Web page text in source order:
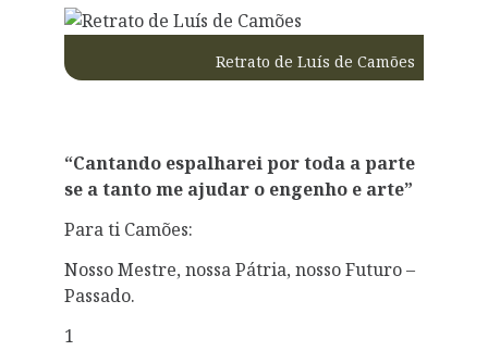
Retrato de Luís de Camões
“Cantando espalharei por toda a parte
se a tanto me ajudar o engenho e arte”
Para ti Camões:
Nosso Mestre, nossa Pátria, nosso Futuro –
Passado.
1